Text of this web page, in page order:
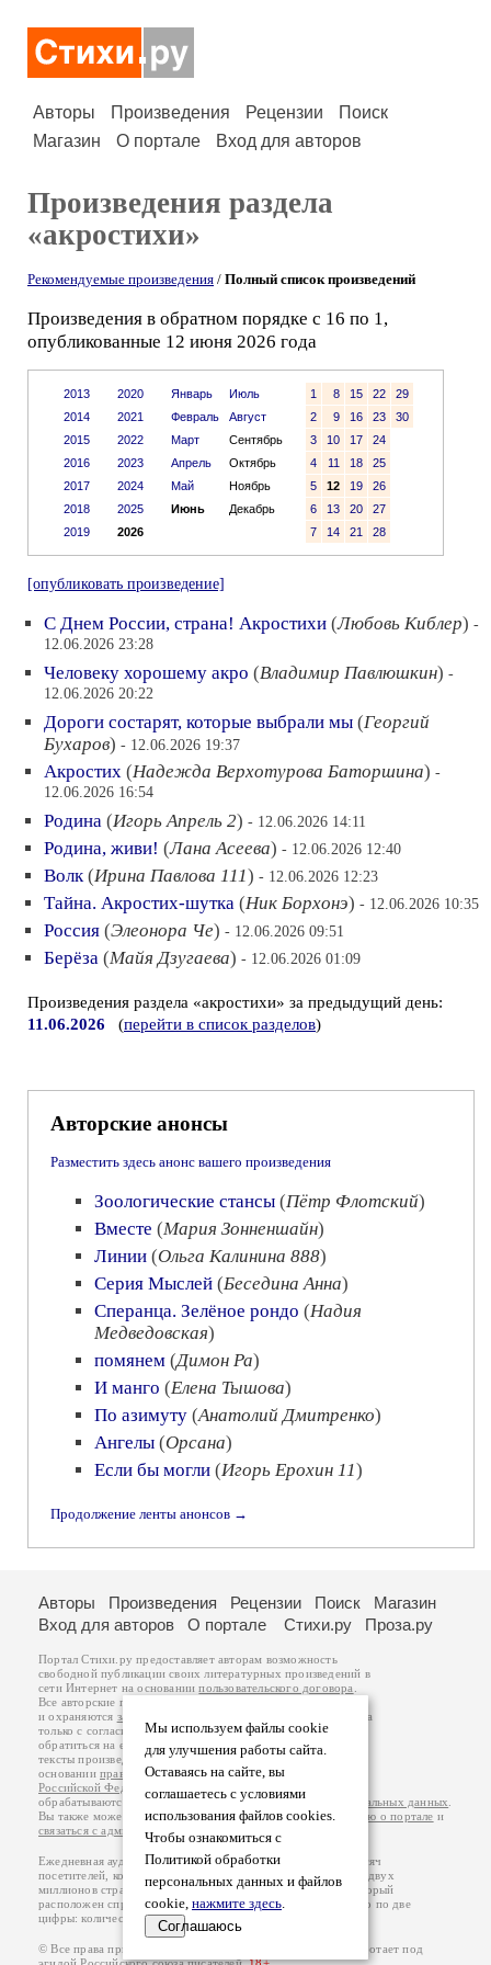
Авторы Произведения Рецензии
Поиск
Магазин
О портале Вход для авторов
Произведения раздела
«акростихи»
Рекомендуемые произведения / Полный список произведений
Произведения в обратном порядке с 16 по 1,
опубликованные 12 июня 2026 года
2013
2014
2015
2016
2017
2018
2019
2020
2021
2022
2023
2024
2025
2026
Январь
Июль
Февраль
Август
Март
Сентябрь
Апрель
Октябрь
Май
Ноябрь
Июнь
Декабрь
1 8 15 22
29
2
9 16 23
30
3
10 17
24
4
11 18
25
5
12 19
26
6
13 20
27
7
14 21 28
[опубликовать произведение]
С Днем России, страна! Акростихи (Любовь Киблер) -
12.06.2026 23:28
Человеку хорошему акро (Владимир Павлюшкин) -
12.06.2026 20:22
Дороги состарят, которые выбрали мы (Георгий
Бухаров) - 12.06.2026 19:37
Акростих (Надежда Верхотурова Баторшина) -
12.06.2026 16:54
Родина (Игорь Апрель 2) - 12.06.2026 14:11
Родина, живи! (Лана Асеева) - 12.06.2026 12:40
Волк(Ирина Павлова 111) - 12.06.2026 12:23
Тайна. Акростих-шутка (Ник Борхонэ) - 12.06.2026 10:35
Россия (Элеонора Че) - 12.06.2026 09:51
Берёза (Майя Дзугаева) - 12.06.2026 01:09
Произведения раздела «акростихи» за предыдущий день:
11.06.2026 (перейти в список разделов)
Авторские анонсы
Разместить здесь анонс вашего произведения
Зоологические стансы (Пётр Флотский)
Вместе (Мария Зонненшайн)
Линии (Ольга Калинина 888)
Серия Мыслей (Беседина Анна)
Сперанца. Зелёное рондо (Надия
Медведовская)
помянем (Димон Ра)
И манго (Елена Тышова)
По азимуту (Анатолий Дмитренко)
Ангелы (Орсана)
Если бы могли (Игорь Ерохин 11)
Продолжение ленты анонсов →
Мы используем файлы cookie
для улучшения работы сайта.
Оставаясь на сайте, вы
соглашаетесь с условиями
использования файлов cookies.
Чтобы ознакомиться с
Политикой обработки
персональных данных и файлов
cookie, нажмите здесь.
Соглашаюсь
Авторы Произведения Рецензии Поиск
Магазин
Вход для авторов
О портале Стихи.ру Проза.ру
Портал Стихи.ру предоставляет авторам возможность
свободной публикации своих литературных произведений в
сети Интернет на основаниипользовательского договора
Все авторские права на произведения принадлежат авторам
и охраняются законом
. Перепечатка произведений возможна
только с согласия его автора, к которому вы можете
обратиться на его авторской странице. Ответственность за
тексты произведений авторы несут самостоятельно на
основанииправил публикацииизаконодательства
Российской Федерации
обрабатываются на основанииПолитики обработки персональных данных
Вы также можете посмотреть более подробнуюинформацию о портале и
связаться с администрацией
Ежедневная аудитория портала Стихи.ру – порядка 200 тысяч
посетителей, которые в общей сумме просматривают более двух
миллионов страниц по данным счетчика посещаемости, который
расположен справа от этого текста. В каждой графе указано по две
цифры: количество просмотров и количество посетителей.
© Все права принадлежат авторам, 2000-2026. Портал работает под